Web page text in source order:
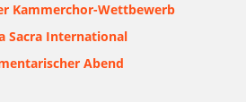
Kammerchor-Wettbewerb
Sacra International
Abend